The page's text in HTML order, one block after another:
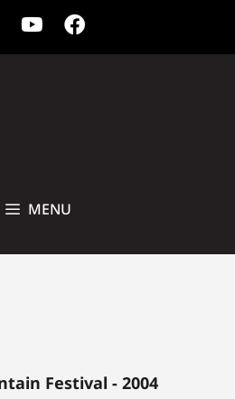
YoutubeFacebook
MENU
Festival - 2004